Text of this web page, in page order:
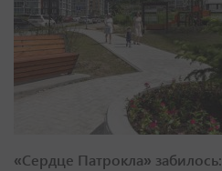
«Сердце Патрокла» забилось: